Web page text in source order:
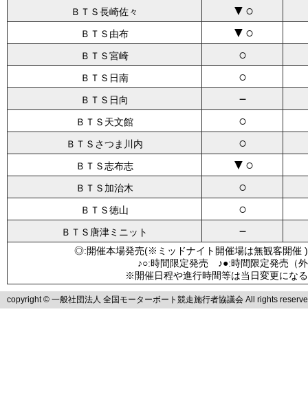
ＢＴＳ長崎佐々 ▼○
ＢＴＳ由布 ▼○
ＢＴＳ宮崎 ○
ＢＴＳ日南 ○
ＢＴＳ日向 －
ＢＴＳ天文館 ○
ＢＴＳさつま川内 ○
ＢＴＳ志布志 ▼○
ＢＴＳ加治木 ○
ＢＴＳ徳山 ○
ＢＴＳ唐津ミニット －
◎:開催本場発売(※ミッドナイト開催場は無観客
♪○:時間限定発売 ♪●:時間限定発売
※開催日程や進行時間等は当日変更にな
copyright © 一般社団法人 全国モーターボート競走施行者協議会 All rights